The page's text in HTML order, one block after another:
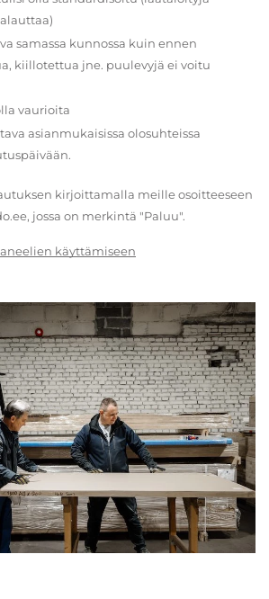
samassa kunnossa kuin ennen
kiillotettua jne. puulevyjä ei voitu
vaurioita
asianmukaisissa olosuhteissa
kirjoittamalla meille osoitteeseen
jossa on merkintä "Paluu".
käyttämiseen